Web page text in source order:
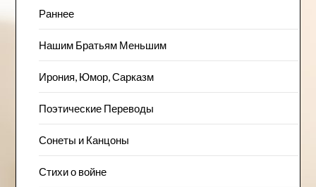
Раннее
Нашим Братьям Меньшим
Ирония, Юмор, Сарказм
Поэтические Переводы
Сонеты и Канцоны
Стихи о войне